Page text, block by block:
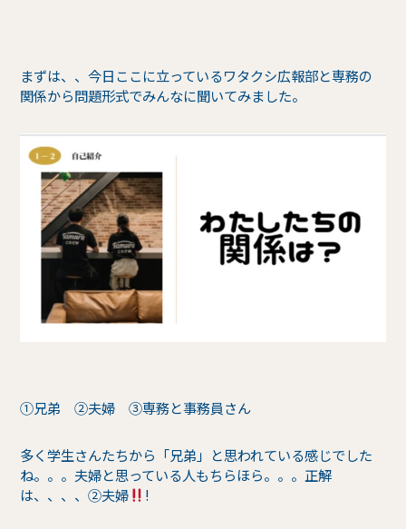
まずは、、今日ここに立っているワタクシ広報部と専務の
関係から問題形式でみんなに聞いてみました。
①兄弟 ②夫婦 ③専務と事務員さん
多く学生さんたちから「兄弟」と思われている感じでした
ね。。。夫婦と思っている人もちらほら。。。正解
は、、、、②夫婦
!